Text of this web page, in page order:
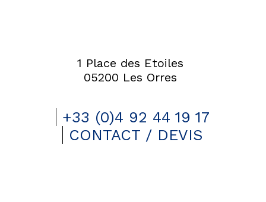
1 Place des Etoiles
05200 Les Orres
+33 (0)4 92 44 19 17
CONTACT / DEVIS